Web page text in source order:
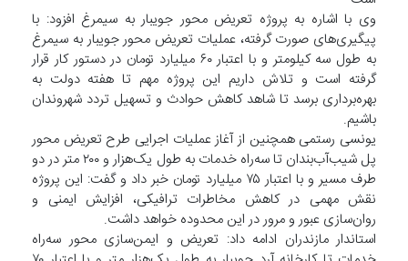
وی با اشاره به پروژه تعریض محور جویبار به سیمرغ افزود: با
پیگیری‌های صورت گرفته، عملیات تعریض محور جویبار به سیمرغ
به طول سه کیلومتر و با اعتبار ۶۰ میلیارد تومان در دستور کار قرار
گرفته است و تلاش داریم این پروژه مهم تا هفته دولت به
بهره‌برداری برسد تا شاهد کاهش حوادث و تسهیل تردد شهروندان
باشیم.
یونسی رستمی همچنین از آغاز عملیات اجرایی طرح تعریض محور
پل شیب‌آب‌بندان تا سه‌راه خدمات به طول یک‌هزار و ۲۰۰ متر در دو
طرف مسیر و با اعتبار ۷۵ میلیارد تومان خبر داد و گفت: این پروژه
نقش مهمی در کاهش مخاطرات ترافیکی، افزایش ایمنی و
روان‌سازی عبور و مرور در این محدوده خواهد داشت.
استاندار مازندران ادامه داد: تعریض و ایمن‌سازی محور سه‌راه